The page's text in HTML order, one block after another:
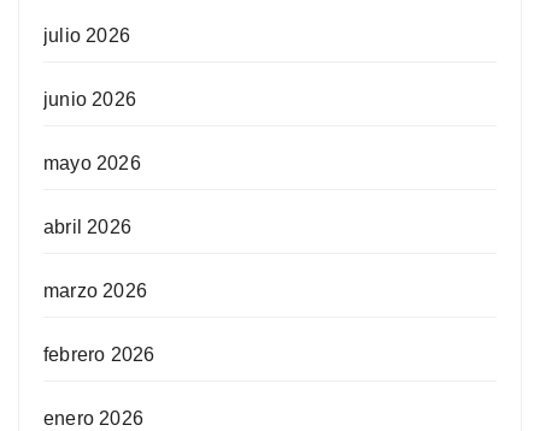
julio 2026
junio 2026
mayo 2026
abril 2026
marzo 2026
febrero 2026
enero 2026